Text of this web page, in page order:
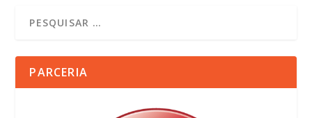
PARCERIA